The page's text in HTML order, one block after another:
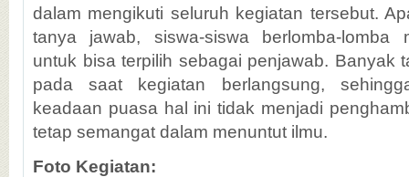
dalam mengikuti seluruh kegiatan tersebut.
tanya jawab, siswa-siswa berlomba-lomba
untuk bisa terpilih sebagai penjawab. Banyak
pada saat kegiatan berlangsung,
keadaan puasa hal ini tidak menjadi
tetap semangat dalam menuntut ilmu.
Foto Kegiatan: